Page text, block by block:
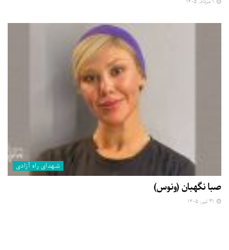
شهدای راه آزادی
صبا نگهبان (ونوس)